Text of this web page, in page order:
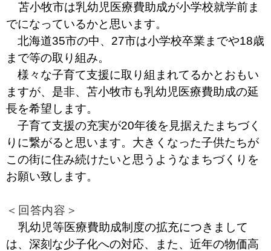
苫小牧市は乳幼児医療費助成が小学校就学前ま
でになっているかと思います。
北海道35市の中、27市は小学校卒業までや18歳
まで等の取り組み。
様々な子育て支援に取り組まれてるかとおもい
ますが、是非、苫小牧市も乳幼児医療費助成の延
長を希望します。
子育て支援の充実が20年後を見据えたまちづく
りに繋がると思います。大きくなった子供たちが
この街に住み続けたいと思うようなまちづくりを
お願い致します。
＜回答内容＞
乳幼児等医療費助成制度の拡充につきまして
は、深刻な少子化への対応、また、近年の物価高